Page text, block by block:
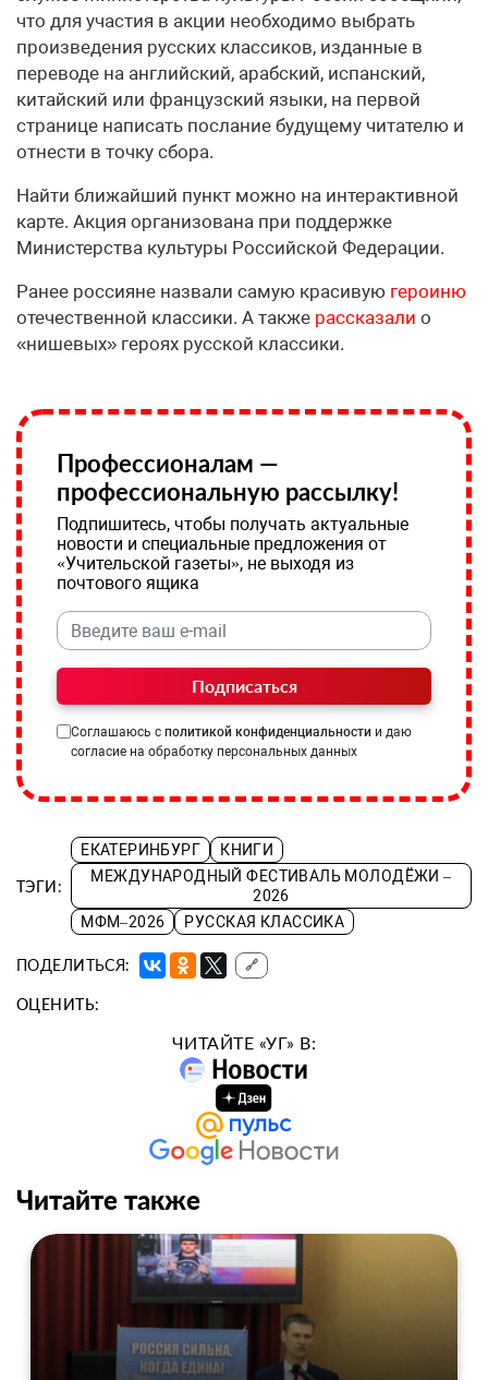
что для участия в акции необходимо выбрать
произведения русских классиков, изданные в
переводе на английский, арабский, испанский,
китайский или французский языки, на первой
странице написать послание будущему читателю и
отнести в точку сбора.
Найти ближайший пункт можно на интерактивной
карте. Акция организована при поддержке
Министерства культуры Российской Федерации.
Ранее россияне назвали самую красивую героиню
отечественной классики. А также рассказали о
«нишевых» героях русской классики.
Профессионалам —
профессиональную рассылку!
Подпишитесь, чтобы получать актуальные
новости и специальные предложения от
«Учительской газеты», не выходя из
почтового ящика
Подписаться
Соглашаюсь с политикой конфиденциальности и даю
согласие на обработку персональных данных
ТЭГИ:
ЕКАТЕРИНБУРГ
КНИГИ
МЕЖДУНАРОДНЫЙ ФЕСТИВАЛЬ МОЛОДЁЖИ –
2026
МФМ–2026
РУССКАЯ КЛАССИКА
ПОДЕЛИТЬСЯ: 🔗
ОЦЕНИТЬ:
ЧИТАЙТЕ «УГ» В:
Читайте также